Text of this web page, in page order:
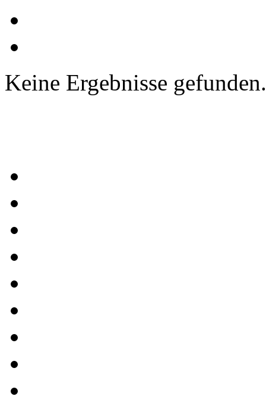
Keine Ergebnisse gefunden.